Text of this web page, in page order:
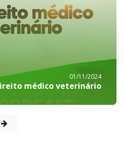
01/11/2024
médico veterinário